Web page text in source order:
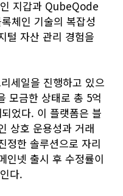
지갑과 QubeQode
체인 기술의 복잡성
털 자산 관리 경험을
세일을 진행하고 있으
모금한 상태로 총 5억
었다. 이 플랫폼은 블
상호 운용성과 거래
정한 솔루션으로 자리
인넷 출시 후 수정률이
다.